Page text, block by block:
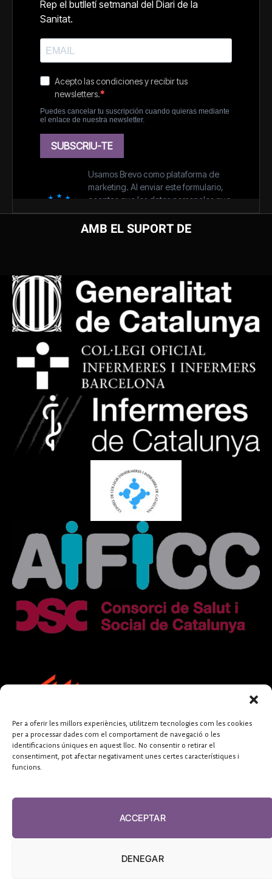
Per a oferir les millors experiències, utilitzem tecnologies com les cookies
per a processar dades com el comportament de navegació o les
identificacions úniques en aquest lloc. No consentir o retirar el
consentiment, pot afectar negativament unes certes característiques i
funcions.
ACCEPTAR
DENEGAR
AMB EL SUPORT DE
FUNDACIÓ